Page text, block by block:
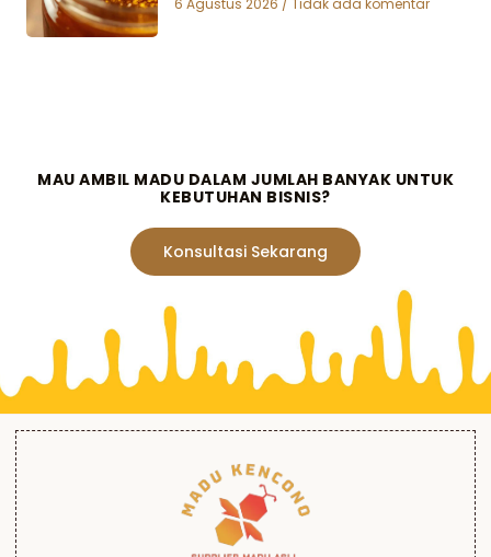
6 Agustus 2026 Tidak ada komentar
MAU AMBIL MADU DALAM JUMLAH BANYAK UNTUK
KEBUTUHAN BISNIS?
Konsultasi Sekarang